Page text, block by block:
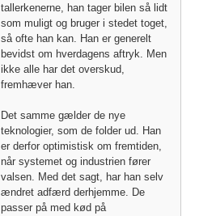
tallerkenerne, han tager bilen så lidt
som muligt og bruger i stedet toget,
så ofte han kan. Han er generelt
bevidst om hverdagens aftryk. Men
ikke alle har det overskud,
fremhæver han.
Det samme gælder de nye
teknologier, som de folder ud. Han
er derfor optimistisk om fremtiden,
når systemet og industrien fører
valsen. Med det sagt, har han selv
ændret adfærd derhjemme. De
passer på med kød på